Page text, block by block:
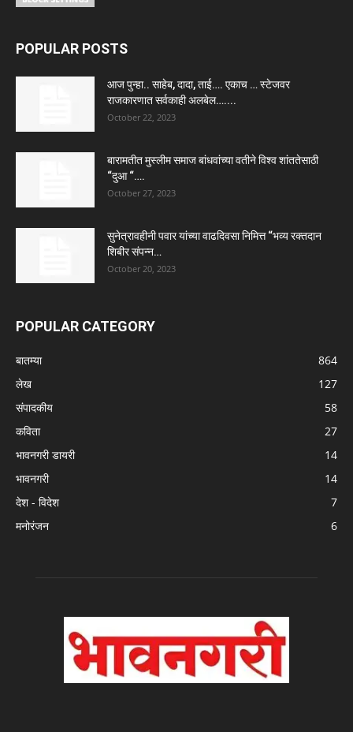
POPULAR POSTS
आज पुन्हा.. साहेब, दादा, ताई…. एकाच … स्टेजवर
राजकारणात सर्वकाही अलबेल…....
October 22, 2023
बारामतीत मुस्लीम समाज बांधवांच्या वतीने विश्व शांततेसाठी
“दुआ “….
October 27, 2023
सुनेत्रावहीनी पवार यांच्या वाढदिवसा निमित्त “भव्य रक्तदान
शिबीर संपन्न…
October 20, 2023
POPULAR CATEGORY
बातम्या
864
लेख
127
संपादकीय
58
कविता
27
भावनगरी डायरी
14
भावनगरी
14
देश - विदेश
7
मनोरंजन
6